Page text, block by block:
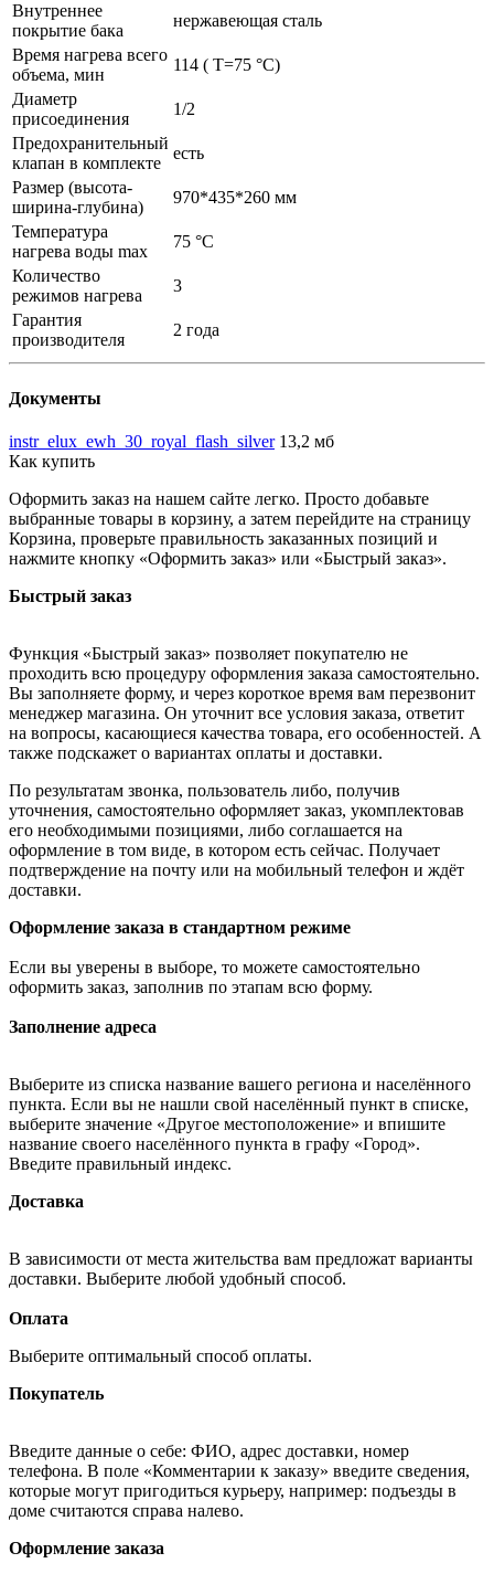
Внутреннее
покрытие бака
нержавеющая сталь
Время нагрева всего
объема, мин
114 ( Т=75 °С)
Диаметр
присоединения
1/2
Предохранительный
клапан в комплекте
есть
Размер (высота-
ширина-глубина)
970*435*260 мм
Температура
нагрева воды max
75 °С
Количество
режимов нагрева
3
Гарантия
производителя
2 года
Документы
instr_elux_ewh_30_royal_flash_silver 13,2 мб
Как купить
Оформить заказ на нашем сайте легко. Просто добавьте
выбранные товары в корзину, а затем перейдите на страницу
Корзина, проверьте правильность заказанных позиций и
нажмите кнопку «Оформить заказ» или «Быстрый заказ».
Быстрый заказ
Функция «Быстрый заказ» позволяет покупателю не
проходить всю процедуру оформления заказа самостоятельно.
Вы заполняете форму, и через короткое время вам перезвонит
менеджер магазина. Он уточнит все условия заказа, ответит
на вопросы, касающиеся качества товара, его особенностей. А
также подскажет о вариантах оплаты и доставки.
По результатам звонка, пользователь либо, получив
уточнения, самостоятельно оформляет заказ, укомплектовав
его необходимыми позициями, либо соглашается на
оформление в том виде, в котором есть сейчас. Получает
подтверждение на почту или на мобильный телефон и ждёт
доставки.
Оформление заказа в стандартном режиме
Если вы уверены в выборе, то можете самостоятельно
оформить заказ, заполнив по этапам всю форму.
Заполнение адреса
Выберите из списка название вашего региона и населённого
пункта. Если вы не нашли свой населённый пункт в списке,
выберите значение «Другое местоположение» и впишите
название своего населённого пункта в графу «Город».
Введите правильный индекс.
Доставка
В зависимости от места жительства вам предложат варианты
доставки. Выберите любой удобный способ.
Оплата
Выберите оптимальный способ оплаты.
Покупатель
Введите данные о себе: ФИО, адрес доставки, номер
телефона. В поле «Комментарии к заказу» введите сведения,
которые могут пригодиться курьеру, например: подъезды в
доме считаются справа налево.
Оформление заказа